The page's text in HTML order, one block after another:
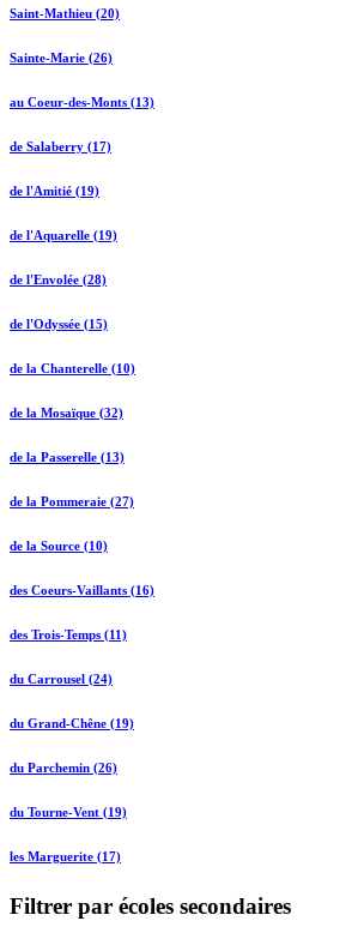
Saint-Mathieu (20)
Sainte-Marie (26)
au Coeur-des-Monts (13)
de Salaberry (17)
de l'Amitié (19)
de l'Aquarelle (19)
de l'Envolée (28)
de l'Odyssée (15)
de la Chanterelle (10)
de la Mosaïque (32)
de la Passerelle (13)
de la Pommeraie (27)
de la Source (10)
des Coeurs-Vaillants (16)
des Trois-Temps (11)
du Carrousel (24)
du Grand-Chêne (19)
du Parchemin (26)
du Tourne-Vent (19)
les Marguerite (17)
Filtrer par écoles secondaires